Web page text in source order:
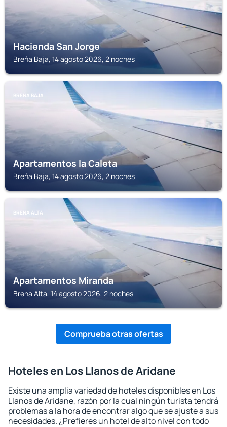
Hacienda San Jorge
Breńa Baja, 14 agosto 2026, 2 noches
BREŃA BAJA
Apartamentos la Caleta
Breńa Baja, 14 agosto 2026, 2 noches
BRENA ALTA
Apartamentos Miranda
Brena Alta, 14 agosto 2026, 2 noches
Comprueba otras ofertas
Hoteles en Los Llanos de Aridane
Existe una amplia variedad de hoteles disponibles en Los
Llanos de Aridane, razón por la cual ningún turista tendrá
problemas a la hora de encontrar algo que se ajuste a sus
necesidades. ¿Prefieres un hotel de alto nivel con todo